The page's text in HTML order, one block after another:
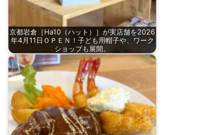
京都岩倉［Ha10（ハット）］が実店舗を2026
年4月11日ＯＰＥＮ！子ども用帽子や、ワーク
ショップも展開。